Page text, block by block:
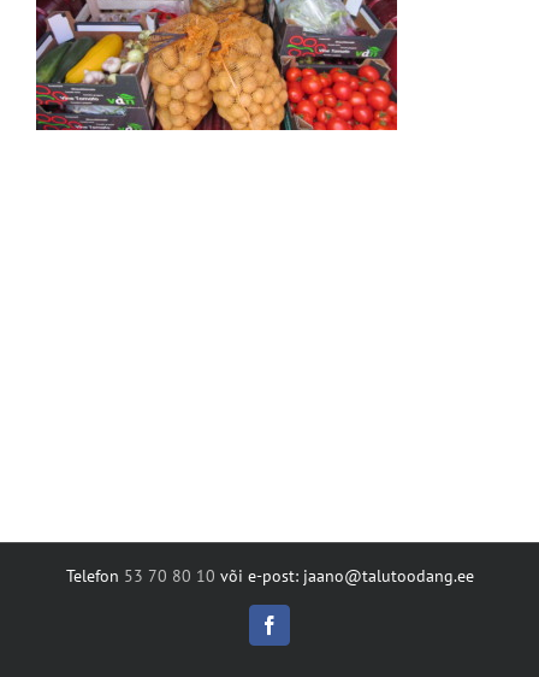
Telefon 53 70 80 10 või e-post: jaano@talutoodang.ee
Facebook